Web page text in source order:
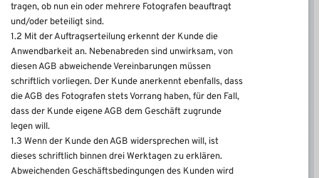
tragen, ob nun ein oder mehrere Fotografen beauftragt
und/oder beteiligt sind.
1.2 Mit der Auftragserteilung erkennt der Kunde die
Anwendbarkeit an. Nebenabreden sind unwirksam, von
diesen AGB abweichende Vereinbarungen müssen
schriftlich vorliegen. Der Kunde anerkennt ebenfalls, dass
die AGB des Fotografen stets Vorrang haben, für den Fall,
dass der Kunde eigene AGB dem Geschäft zugrunde
legen will.
1.3 Wenn der Kunde den AGB widersprechen will, ist
dieses schriftlich binnen drei Werktagen zu erklären.
Abweichenden Geschäftsbedingungen des Kunden wird